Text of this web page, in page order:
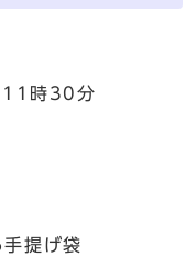
時30分
提げ袋